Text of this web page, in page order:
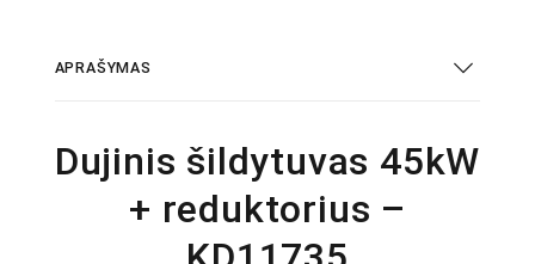
APRAŠYMAS
Dujinis šildytuvas 45kW
+ reduktorius –